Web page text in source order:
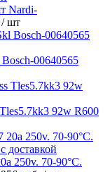
Nardi-
/ шт
00640565
92w R600
250v. 70-90°C.